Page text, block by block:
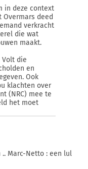
in deze context
deed
verkracht
die wat
maakt.
Volt die
en
Ook
klachten over
(NRC) mee te
het moet
Marc-Netto : een lul